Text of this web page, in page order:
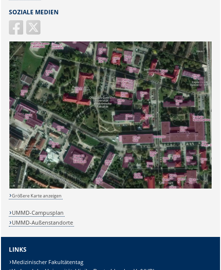
Sicherheitsabfrage:
Lösung:
SOZIALE MEDIEN
Größere Karte anzeigen
UMMD-Campusplan
UMMD-Außenstandorte
LINKS
Medizinischer Fakultätentag